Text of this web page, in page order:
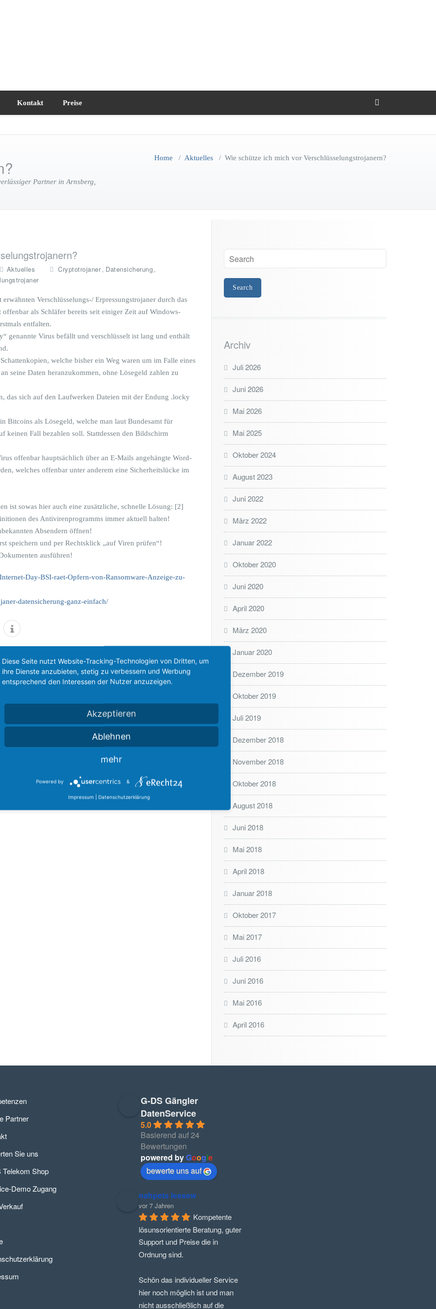
Kontakt Preise
Partner in Arnsberg,
Home / Aktuelles / Wie schütze ich mich vor Verschlüsselungstrojanern?
Aktuelles Cryptotrojaner, Datensicherung,
Verschlüsselungs-/ Erpressungstrojaner durch das
als Schläfer bereits seit einiger Zeit auf Windows-
entfalten.
genannte Virus befällt und verschlüsselt ist lang und enthält
welche bisher ein Weg waren um im Falle eines
seine Daten heranzukommen, ohne Lösegeld zahlen zu
das sich auf den Laufwerken Dateien mit der Endung .locky
Bitcoins als Lösegeld, welche man laut Bundesamt für
keinen Fall bezahlen soll. Stattdessen den Bildschirm
offenbar hauptsächlich über an E-Mails angehängte Word-
welches offenbar unter anderem eine Sicherheitslücke im
ist sowas hier auch eine zusätzliche, schnelle Lösung: [2]
des Antivirenprogramms immer aktuell halten!
Absendern öffnen!
speichern und per Rechtsklick „auf Viren prüfen“!
ausführen!
Day-BSI-raet-Opfern-von-Ransomware-Anzeige-zu-
datensicherung-ganz-einfach/
Archiv
Juli 2026
Juni 2026
Mai 2026
Mai 2025
Oktober 2024
August 2023
Juni 2022
März 2022
Januar 2022
Oktober 2020
Juni 2020
April 2020
März 2020
Januar 2020
Dezember 2019
Oktober 2019
Juli 2019
Dezember 2018
November 2018
Oktober 2018
August 2018
Juni 2018
Mai 2018
April 2018
Januar 2018
Oktober 2017
Mai 2017
Juli 2016
Juni 2016
Mai 2016
April 2016
Partner
Sie uns
Telekom Shop
Demo Zugang
G-DS Gängler
DatenService
5.0
Basierend auf 24
Bewertungen
powered byGoogle
bewerte uns auf
nahpets lessew
vor 7 Jahren
Kompetente
lösunsorientierte Beratung, guter
Support und Preise die in
Ordnung sind.
Schön das individueller Service
hier noch möglich ist und man
nicht ausschließlich auf die
Diese Seite nutzt Website-Tracking-Technologien von Dritten, um
ihre Dienste anzubieten, stetig zu verbessern und Werbung
entsprechend den Interessen der Nutzer anzuzeigen.
Akzeptieren
Ablehnen
mehr
Powered by &
Impressum Datenschutzerklärung